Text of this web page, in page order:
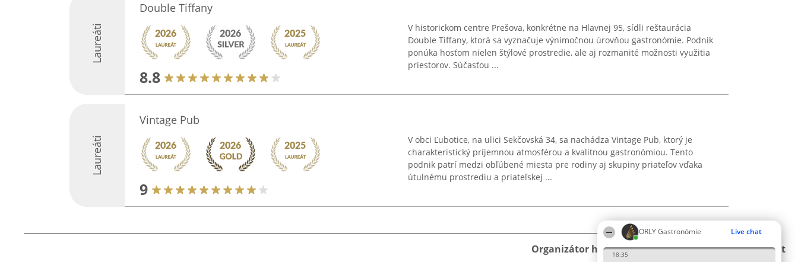
ORLY Gastronómie Live chat
18:35
Laureáti
Double Tiffany
8.8
V historickom centre Prešova, konkrétne na Hlavnej 95, sídli reštaurácia
Double Tiffany, ktorá sa vyznačuje výnimočnou úrovňou gastronómie. Podnik
ponúka hosťom nielen štýlové prostredie, ale aj rozmanité možnosti využitia
priestorov. Súčasťou ...
Laureáti
Vintage Pub
9
V obci Ľubotice, na ulici Sekčovská 34, sa nachádza Vintage Pub, ktorý je
charakteristický príjemnou atmosférou a kvalitnou gastronómiou. Tento
podnik patrí medzi obľúbené miesta pre rodiny aj skupiny priateľov vďaka
útulnému prostrediu a priateľskej ...
Organizátor hodnotenia Hodnotenie Kontakt